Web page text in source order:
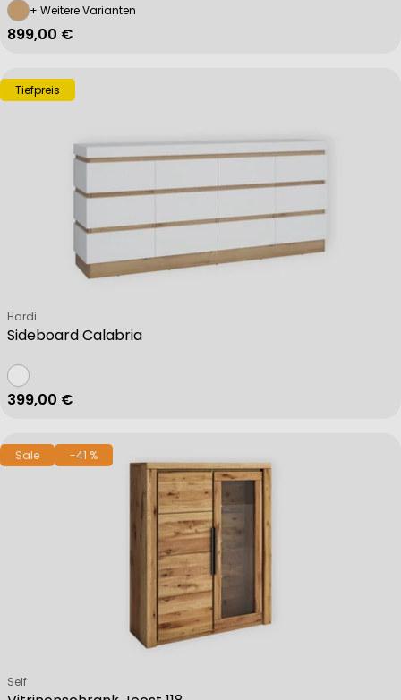
+ Weitere Varianten
Regulärer Preis
899,00 €
Tiefpreis
Sideboard Calabria
Verkäufer:
Hardi
Regulärer Preis
399,00 €
Sale -41 %
Verkäufer:
Self